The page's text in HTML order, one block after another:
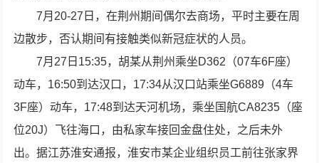
7月20-27日，在荆州期间偶尔去商场，平时主要在周
边散步，否认期间有接触类似新冠症状的人员。
7月27日15:35，胡某从荆州乘坐D362（07车6F座）
动车，16:50到达汉口，17:34从汉口站乘坐G6889（4车
3F座）动车，17:48到达天河机场，乘坐国航CA8235（座
位20J）飞往海口，由私家车接回金盘住处，之后未外
出。据江苏淮安通报，淮安市某企业组织员工前往张家界